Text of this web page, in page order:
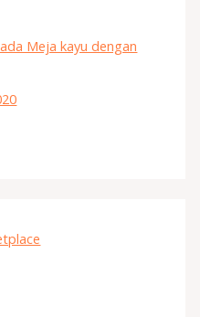
Meja kayu dengan